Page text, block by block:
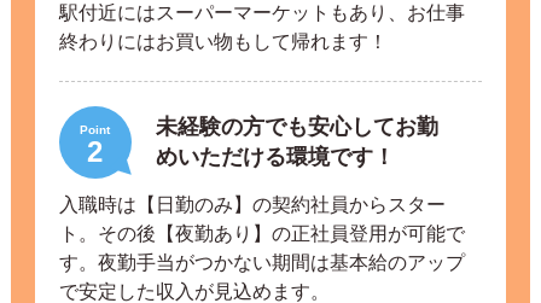
駅付近にはスーパーマーケットもあり、お仕事
終わりにはお買い物もして帰れます！
Point
2
未経験の方でも安心してお勤
めいただける環境です！
入職時は【日勤のみ】の契約社員からスター
ト。その後【夜勤あり】の正社員登用が可能で
す。夜勤手当がつかない期間は基本給のアップ
で安定した収入が見込めます。